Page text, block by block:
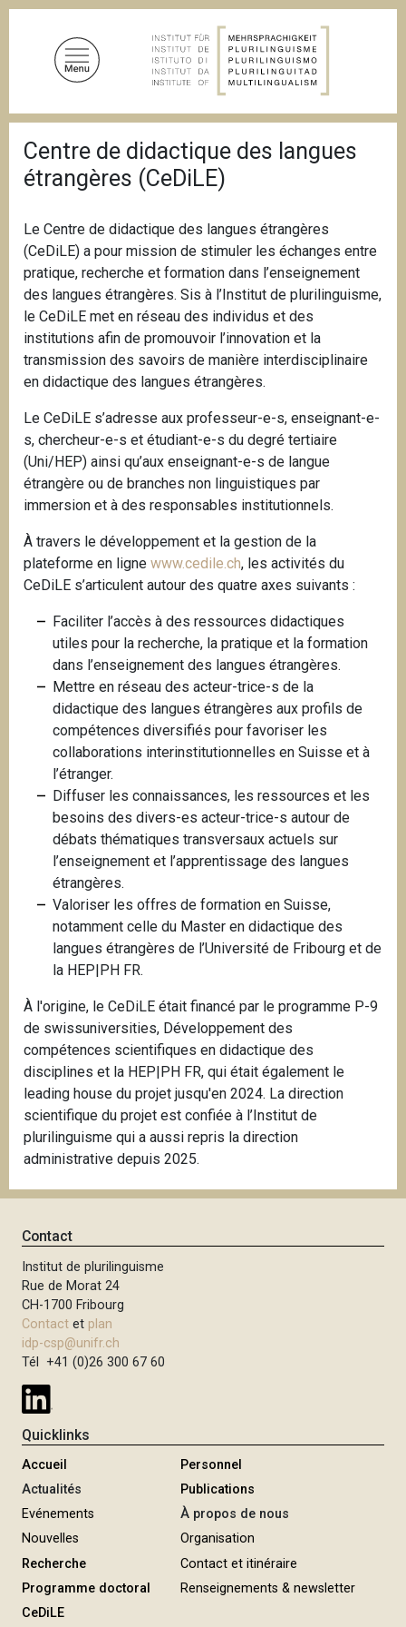
i
l
d
r
i
a
n
e
Centre de didactique des langues
étrangères (CeDiLE)
Le Centre de didactique des langues étrangères
(CeDiLE) a pour mission de stimuler les échanges entre
pratique, recherche et formation dans l’enseignement
des langues étrangères. Sis à l’Institut de plurilinguisme,
le CeDiLE met en réseau des individus et des
institutions afin de promouvoir l’innovation et la
transmission des savoirs de manière interdisciplinaire
en didactique des langues étrangères.
Le CeDiLE s’adresse aux professeur-e-s, enseignant-e-
s, chercheur-e-s et étudiant-e-s du degré tertiaire
(Uni/HEP) ainsi qu’aux enseignant-e-s de langue
étrangère ou de branches non linguistiques par
immersion et à des responsables institutionnels.
À travers le développement et la gestion de la
plateforme en ligne www.cedile.ch, les activités du
CeDiLE s’articulent autour des quatre axes suivants :
Faciliter l’accès à des ressources didactiques
utiles pour la recherche, la pratique et la formation
dans l’enseignement des langues étrangères.
Mettre en réseau des acteur-trice-s de la
didactique des langues étrangères aux profils de
compétences diversifiés pour favoriser les
collaborations interinstitutionnelles en Suisse et à
l’étranger.
Diffuser les connaissances, les ressources et les
besoins des divers-es acteur-trice-s autour de
débats thématiques transversaux actuels sur
l’enseignement et l’apprentissage des langues
étrangères.
Valoriser les offres de formation en Suisse,
notamment celle du Master en didactique des
langues étrangères de l’Université de Fribourg et de
la HEP|PH FR.
À l'origine, le CeDiLE était financé par le programme P-9
de swissuniversities, Développement des
compétences scientifiques en didactique des
disciplines et la HEP|PH FR, qui était également le
leading house du projet jusqu'en 2024. La direction
scientifique du projet est confiée à l’Institut de
plurilinguisme qui a aussi repris la direction
administrative depuis 2025.
Contact
Institut de plurilinguisme
Rue de Morat 24
CH-1700 Fribourg
Contact et plan
idp-csp@unifr.ch
Tél +41 (0)26 300 67 60
Quicklinks
Accueil
Actualités
Evénements
Nouvelles
Recherche
Programme doctoral
CeDiLE
Personnel
Publications
À propos de nous
Organisation
Contact et itinéraire
Renseignements & newsletter